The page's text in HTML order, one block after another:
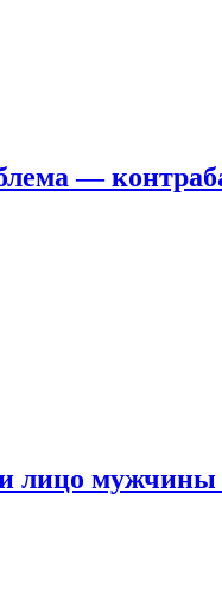
—
лицо